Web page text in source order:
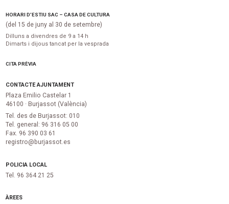
HORARI D’ESTIU SAC – CASA DE CULTURA
(del 15 de juny al 30 de setembre)
Dilluns a divendres de 9 a 14 h
Dimarts i dijous tancat per la vesprada
CITA PRÈVIA
CONTACTE AJUNTAMENT
Plaza Emilio Castelar 1
46100 · Burjassot (València)
Tel. des de Burjassot: 010
Tel. general: 96 316 05 00
Fax. 96 390 03 61
registro@burjassot.es
POLICIA LOCAL
Tel. 96 364 21 25
ÀREES